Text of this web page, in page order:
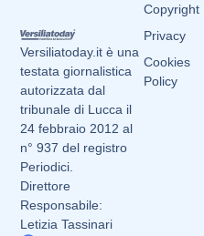
Versiliatoday.it è una
testata giornalistica
autorizzata dal
tribunale di Lucca il
24 febbraio 2012 al
n° 937 del registro
Periodici.
Direttore
Responsabile:
Letizia Tassinari
Copyright
Privacy
Cookies
Policy